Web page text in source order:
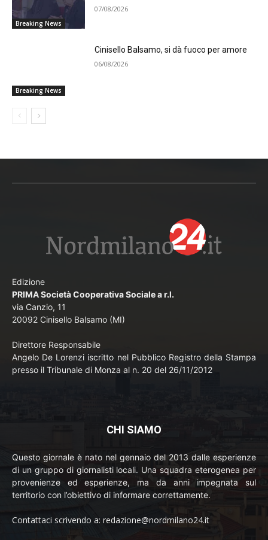
Breaking News
07/08/2026
Breaking News
Cinisello Balsamo, si dà fuoco per amore
06/08/2026
Edizione
PRIMA Società Cooperativa Sociale a r.l.
via Canzio, 11
20092 Cinisello Balsamo (MI)
Direttore Responsabile
Angelo De Lorenzi iscritto nel Pubblico Registro della Stampa
presso il Tribunale di Monza al n. 20 del 26/11/2012
CHI SIAMO
Questo giornale è nato nel gennaio del 2013 dalle esperienze
di un gruppo di giornalisti locali. Una squadra eterogenea per
provenienze ed esperienze, ma da anni impegnata sul
territorio con l’obiettivo di informare correttamente.
Contattaci scrivendo a: redazione@nordmilano24.it